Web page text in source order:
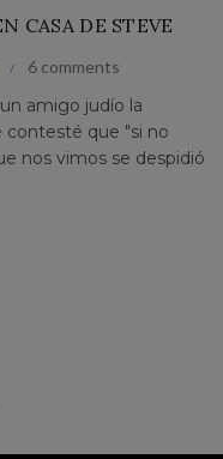
CASA DE STEVE
6 comments
amigo judío la
contesté que "si no
nos vimos se despidió